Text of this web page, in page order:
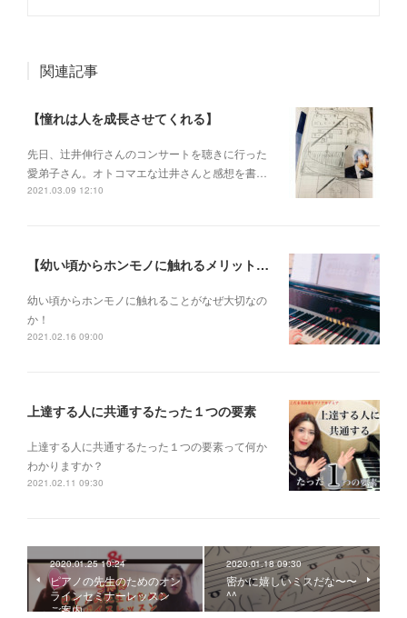
関連記事
【憧れは人を成長させてくれる】
先日、辻井伸行さんのコンサートを 聴きに行った
愛弟子さん。 オトコマエな辻井さんと 感想を書…
2021.03.09 12:10
【幼い頃からホンモノに触れるメリットとは？】
幼い頃からホンモノに 触れることがなぜ大切なの
か！
2021.02.16 09:00
上達する人に共通するたった１つの要素
上達する人に共通するたった１つの要素って何か
わかりますか？
2021.02.11 09:30
2020.01.25 10:24
ピアノの先生のためのオン
ラインセミナーレッスン
ご案内
2020.01.18 09:30
密かに嬉しいミスだな〜〜
^^